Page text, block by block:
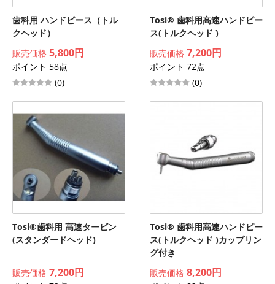
歯科用 ハンドピース（トル
クヘッド）
販売価格 5,800円
ポイント 58点
(0)
Tosi® 歯科用高速ハンドピー
ス(トルクヘッド )
販売価格 7,200円
ポイント 72点
(0)
Tosi®歯科用 高速タービン
(スタンダードヘッド)
販売価格 7,200円
Tosi® 歯科用高速ハンドピー
ス(トルクヘッド )カップリン
グ付き
販売価格 8,200円